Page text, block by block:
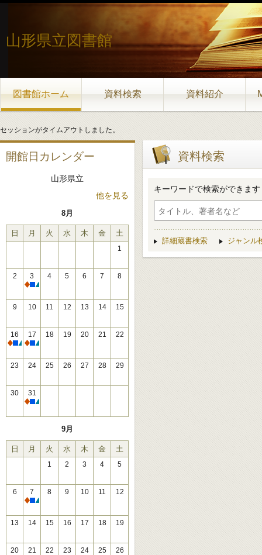
山形県立図書館
図書館ホーム 資料検索 資料紹介
セッションがタイムアウトしました。
開館日カレンダー
山形県立
他を見る
8月
日 月 火 水 木 金 土
1
2
3
休館
4 5 6 7 8
9 10 11 12 13 14 15
16
休館
17
休館
18 19 20 21 22
23 24 25 26 27 28 29
30
31
休館
9月
日 月 火 水 木 金 土
1 2 3 4 5
6
7
休館
8 9 10 11 12
13 14 15 16 17 18 19
20
21
22 23 24 25 26
資料検索
キーワードで検索ができます
詳細蔵書検索 ジャンル